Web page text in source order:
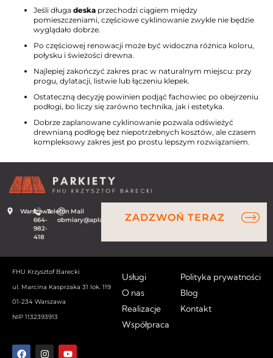
Jeśli długa deska przechodzi ciągiem między
pomieszczeniami, częściowe cyklinowanie zwykle nie będzie
wyglądało dobrze.
Po częściowej renowacji może być widoczna różnica koloru,
połysku i świeżości drewna.
Najlepiej zakończyć zakres prac w naturalnym miejscu: przy
progu, dylatacji, listwie lub łączeniu klepek.
Ostateczną decyzję powinien podjąć fachowiec po obejrzeniu
podłogi, bo liczy się zarówno technika, jak i estetyka.
Dobrze zaplanowane cyklinowanie pozwala odświeżyć
drewnianą podłogę bez niepotrzebnych kosztów, ale czasem
kompleksowy zakres jest po prostu lepszym rozwiązaniem.
WarszawaTelefon
664-
982-
418
Mail
obmiary@aplauz.net.plZADZWOŃ TERAZ
FHU Krzysztof Barecki
ul. Marcina Kasprzaka 31 lok. 119
01-234 Warszawa
NIP 1132393913
Usługi
O nas
Realizacje
Współpraca
Polityka prywatności
Blog
Kontakt